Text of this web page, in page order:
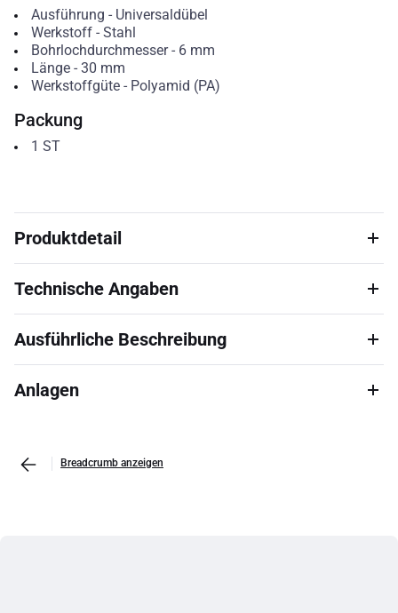
Ausführung - Universaldübel
Werkstoff- Stahl
Bohrlochdurchmesser- 6 mm
Länge- 30 mm
Werkstoffgüte- Polyamid (PA)
Packung
1 ST
Produktdetail
Technische Angaben
Ausführliche Beschreibung
Anlagen
Breadcrumb anzeigen